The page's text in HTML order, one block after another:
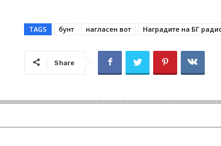
TAGS бунт нагласен вот Наградите на БГ
Share